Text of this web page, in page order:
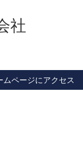
社
ページにアクセス